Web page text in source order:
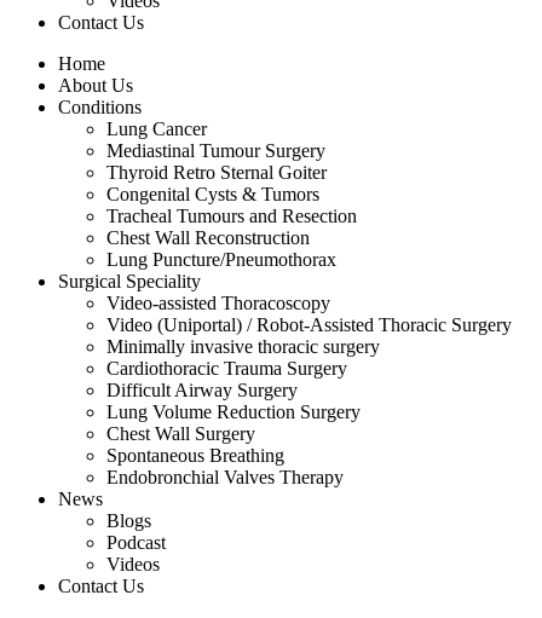
Contact Us
Home
About Us
Conditions
Lung Cancer
Mediastinal Tumour Surgery
Thyroid Retro Sternal Goiter
Congenital Cysts & Tumors
Tracheal Tumours and Resection
Chest Wall Reconstruction
Lung Puncture/Pneumothorax
Surgical Speciality
Video-assisted Thoracoscopy
Video (Uniportal) / Robot-Assisted Thoracic Surgery
Minimally invasive thoracic surgery
Cardiothoracic Trauma Surgery
Difficult Airway Surgery
Lung Volume Reduction Surgery
Chest Wall Surgery
Spontaneous Breathing
Endobronchial Valves Therapy
News
Blogs
Podcast
Videos
Contact Us